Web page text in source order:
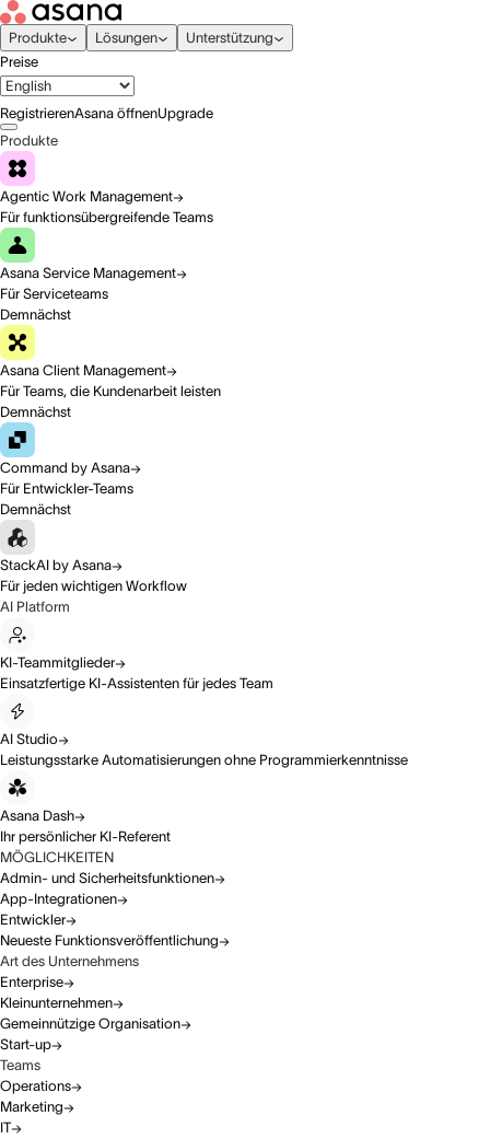
Produkte Lösungen
Unterstützung
Preise
RegistrierenAsana öffnenUpgrade
Produkte
Agentic Work Management
Für funktionsübergreifende Teams
Asana Service Management
Für Serviceteams
Demnächst
Asana Client Management
Für Teams, die Kundenarbeit leisten
Demnächst
Command by Asana
Für Entwickler-Teams
Demnächst
StackAI by Asana
Für jeden wichtigen Workflow
AI Platform
KI-Teammitglieder
Einsatzfertige KI-Assistenten für jedes Team
AI Studio
Leistungsstarke Automatisierungen ohne Programmierkenntnisse
Asana Dash
Ihr persönlicher KI-Referent
MÖGLICHKEITEN
Admin- und Sicherheitsfunktionen
App-Integrationen
Entwickler
Neueste Funktionsveröffentlichung
Art des Unternehmens
Enterprise
Kleinunternehmen
Gemeinnützige Organisation
Start-up
Teams
Operations
Marketing
IT